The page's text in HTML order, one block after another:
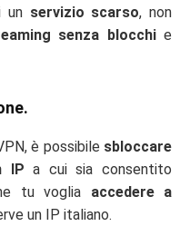
unservizio scarso, non
senza blocchie
è possibile sbloccare
IP a cui sia consentito
tu voglia accedere a
un IP italiano.